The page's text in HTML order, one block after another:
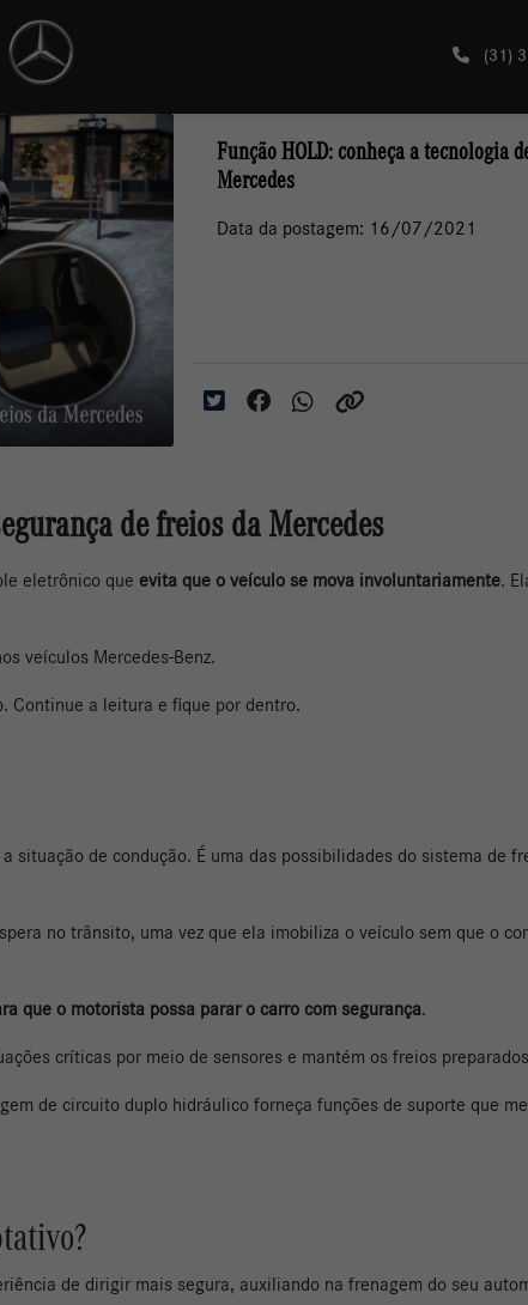
(31)
Função HOLD: conheça a tecnologia
Mercedes
Data da postagem: 16/07/2021
de freios da Mercedes
eletrônico que evita que o veículo se mova involuntariamente.
veículos Mercedes-Benz.
Continue a leitura e fique por dentro.
situação de condução. É uma das possibilidades do sistema de
no trânsito, uma vez que ela imobiliza o veículo sem que o
que o motorista possa parar o carro com segurança.
críticas por meio de sensores e mantém os freios
de circuito duplo hidráulico forneça funções de suporte que
de dirigir mais segura, auxiliando na frenagem do seu